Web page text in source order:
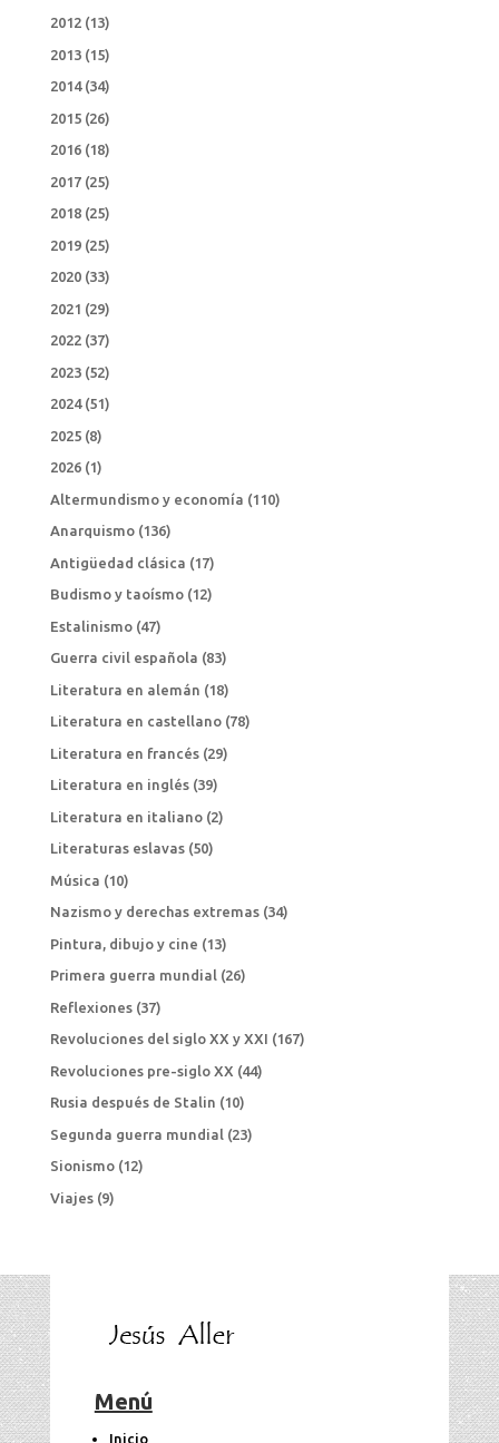
2012(13)
2013(15)
2014(34)
2015(26)
2016(18)
2017(25)
2018(25)
2019(25)
2020(33)
2021 (29)
2022(37)
2023(52)
2024(51)
2025(8)
2026(1)
Altermundismo y economía (110)
Anarquismo(136)
Antigüedad clásica (17)
Budismo y taoísmo(12)
Estalinismo(47)
Guerra civil española (83)
Literatura en alemán (18)
Literatura en castellano(78)
Literatura en francés(29)
Literatura en inglés(39)
Literatura en italiano(2)
Literaturas eslavas(50)
Música (10)
Nazismo y derechas extremas(34)
Pintura, dibujo y cine (13)
Primera guerra mundial(26)
Reflexiones(37)
Revoluciones del siglo XX y XXI (167)
Revoluciones pre-siglo XX (44)
Rusia después de Stalin (10)
Segunda guerra mundial (23)
Sionismo(12)
Viajes(9)
Menú
Inicio